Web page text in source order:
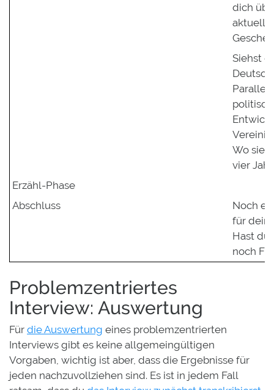
dich
aktuelle
Siehst
Wo
vier
Erzähl-Phase
Abschluss
Noch
für
Hast du
noch
Problemzentriertes
Interview: Auswertung
Für die Auswertung eines problemzentrierten
Interviews gibt es keine allgemeingültigen
Vorgaben, wichtig ist aber, dass die Ergebnisse für
jeden nachzuvollziehen sind. Es ist in jedem Fall